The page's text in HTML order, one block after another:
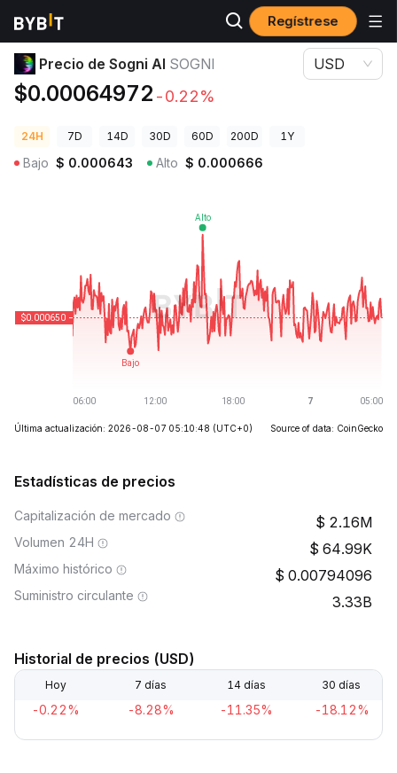
Regístrese
Precios de Criptomonedas Precio de Sogni AI SOGNI
Precio de Sogni AI SOGNI
$0.00064972 -0.22%
USD
24H 7D 14D 30D 60D 200D 1Y
Bajo $ 0.000643 Alto $ 0.000666
Última actualización: 2026-08-07 05:10:48 (UTC+0) Source of data: CoinGecko
Estadísticas de precios
Capitalización de mercado 2.16M
Volumen 24H 64.99K
Máximo histórico 0.00794096
Suministro circulante 3.33B
Historial de precios (USD)
Hoy 7 días 14 días 30 días
-0.22% -8.28% -11.35% -18.12%